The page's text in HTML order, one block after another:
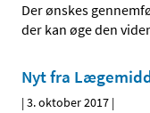
Der ønskes
der kan øge den
Nyt fra
|3. oktober 2017 |